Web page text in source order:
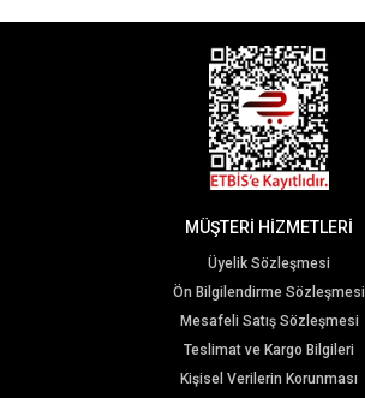
MÜŞTERİ HİZMETLERİ
Üyelik Sözleşmesi
Ön Bilgilendirme Sözleşmesi
Mesafeli Satış Sözleşmesi
Teslimat ve Kargo Bilgileri
Kişisel Verilerin Korunması